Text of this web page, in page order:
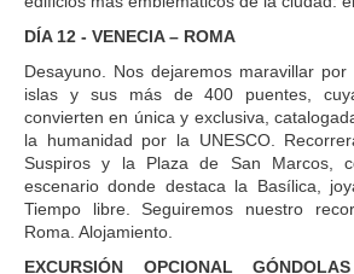
DÍA 12 - VENECIA – ROMA
Desayuno. Nos dejaremos maravillar
islas y sus más de 400 puentes,
convierten en única y exclusiva,
la humanidad por la UNESCO.
Suspiros y la Plaza de San Marcos,
escenario donde destaca la Basílica,
Tiempo libre. Seguiremos nuestro
Roma. Alojamiento.
EXCURSIÓN OPCIONAL